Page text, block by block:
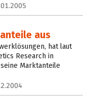
aus
hat laut
Research in
Marktanteile